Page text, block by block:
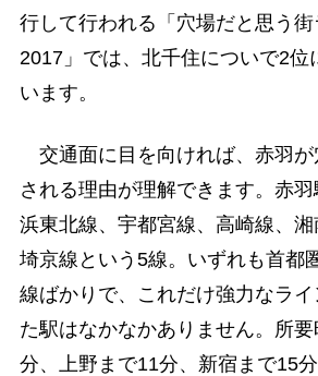
行して行われる「穴場だと思う
2017」では、北千住についで2位
います。
交通面に目を向ければ、赤羽が
される理由が理解できます。赤
浜東北線、宇都宮線、高崎線、湘
埼京線という5線。いずれも首都
線ばかりで、これだけ強力なラ
た駅はなかなかありません。所
分、上野まで11分、新宿まで15